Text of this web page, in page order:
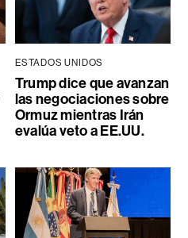
ESTADOS UNIDOS
Trump dice que avanzan
las negociaciones sobre
Ormuz mientras Irán
evalúa veto a EE.UU.